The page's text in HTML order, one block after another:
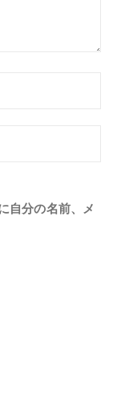
自分の名前、メ